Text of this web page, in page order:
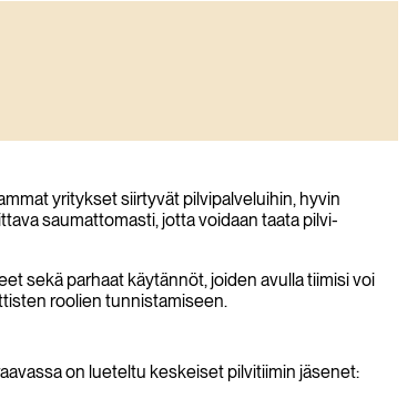
yritykset siirtyvät pilvipalveluihin, hyvin
saumattomasti, jotta voidaan taata pilvi-
sekä parhaat käytännöt, joiden avulla tiimisi voi
roolien tunnistamiseen.
on lueteltu keskeiset pilvitiimin jäsenet: